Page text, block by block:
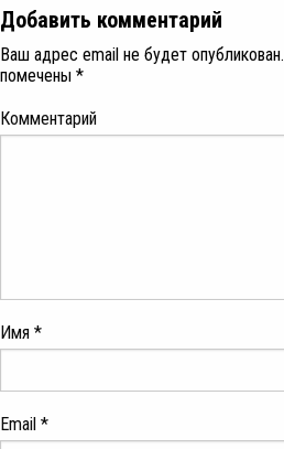
Добавить комментарий
Ваш адрес email не будет опубликован.
помечены *
Комментарий
Имя *
Email *